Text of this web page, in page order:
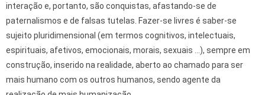
interação e, portanto, são conquistas, afastando-se de
paternalismos e de falsas tutelas. Fazer-se livres é saber-se
sujeito pluridimensional (em termos cognitivos, intelectuais,
espirituais, afetivos, emocionais, morais, sexuais …), sempre em
construção, inserido na realidade, aberto ao chamado para ser
mais humano com os outros humanos, sendo agente da